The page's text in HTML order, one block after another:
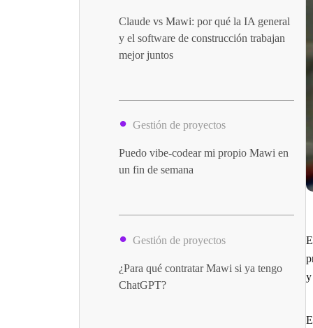
Claude vs Mawi: por qué la IA general
y el software de construcción trabajan
mejor juntos
Gestión de proyectos
Puedo vibe-codear mi propio Mawi en
un fin de semana
Gestión de proyectos
¿Para qué contratar Mawi si ya tengo
ChatGPT?
y